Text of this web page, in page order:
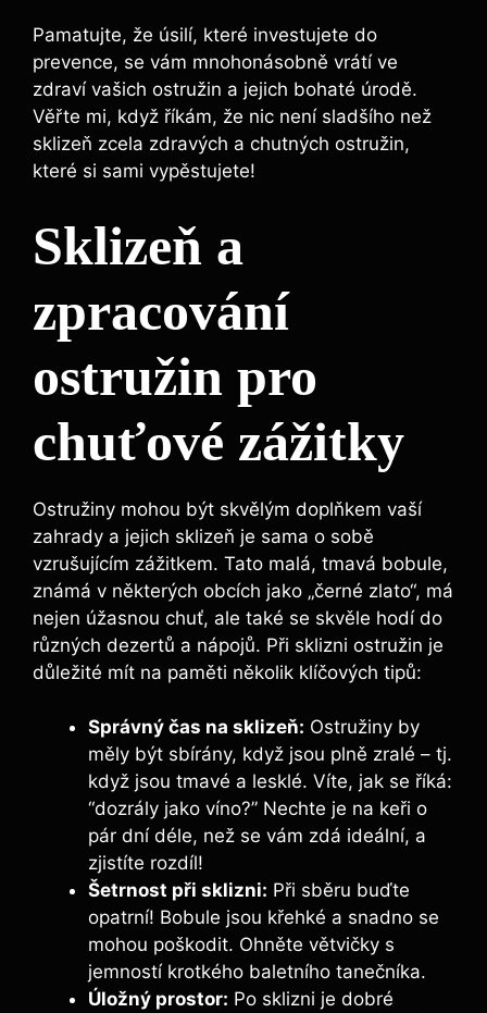
Pamatujte, že úsilí, které investujete do
prevence, se vám mnohonásobně vrátí ve
zdraví vašich ostružin a jejich bohaté úrodě.
Věřte mi, když říkám, že nic není sladšího než
sklizeň zcela zdravých a chutných ostružin,
které si sami vypěstujete!
Sklizeň a
zpracování
ostružin pro
chuťové zážitky
Ostružiny mohou být skvělým doplňkem vaší
zahrady a jejich sklizeň je sama o sobě
vzrušujícím zážitkem. Tato malá, tmavá bobule,
známá v některých obcích jako „černé zlato“, má
nejen úžasnou chuť, ale také se skvěle hodí do
různých dezertů a nápojů. Při sklizni ostružin je
důležité mít na paměti několik klíčových tipů:
Správný čas na sklizeň: Ostružiny by
měly být sbírány, když jsou plně zralé – tj.
když jsou tmavé a lesklé. Víte, jak se říká:
“dozrály jako víno?” Nechte je na keři o
pár dní déle, než se vám zdá ideální, a
zjistíte rozdíl!
Šetrnost při sklizni: Při sběru buďte
opatrní! Bobule jsou křehké a snadno se
mohou poškodit. Ohněte větvičky s
jemností krotkého baletního tanečníka.
Úložný prostor: Po sklizni je dobré